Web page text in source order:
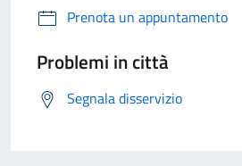
Prenota un appuntamento
Problemi in città
Segnala disservizio